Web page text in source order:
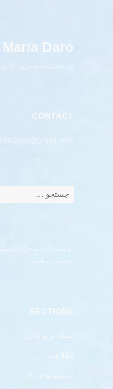
Maria Daro
در سـایـت مـاریـا
CONTACT
برای:
نویسندگان محترم
SECTIONS
استاد پرتو نادری
اطلاعیه
اندیشه های دل